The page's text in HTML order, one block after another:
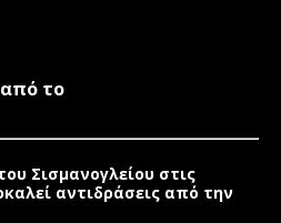
από το
Σισμανογλείου στις
αντιδράσεις από την